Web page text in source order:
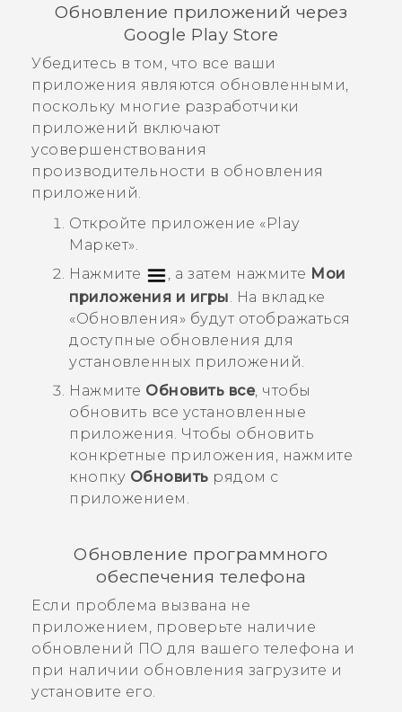
Обновление приложений через
Google Play Store
Убедитесь в том, что все ваши
приложения являются обновленными,
поскольку многие разработчики
приложений включают
усовершенствования
производительности в обновления
приложений.
Откройте приложение «Play
Маркет».
Нажмите
, а затем нажмите Мои
приложения и игры
На вкладке
«Обновления » будут отображаться
доступные обновления для
установленных приложений.
Нажмите Обновить все, чтобы
обновить все установленные
приложения. Чтобы обновить
конкретные приложения, нажмите
кнопку Обновить рядом с
приложением.
Обновление программного
обеспечения телефона
Если проблема вызвана не
приложением, проверьте наличие
обновлений ПО для вашего телефона и
при наличии обновления загрузите и
установите его.